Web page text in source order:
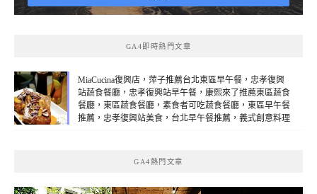
GA4即時熱門文章
MiaCucina復興店，萍子推薦台北東區早午餐，忠孝復興
站蔬食餐廳，忠孝復興站早午餐，康熙來了推薦東區蔬食
餐廳，東區蔬食餐廳，素食者可吃蔬食餐廳，東區早午餐
推薦，忠孝復興站美食，台北早午餐推薦，義式創意料理
GA4熱門文章